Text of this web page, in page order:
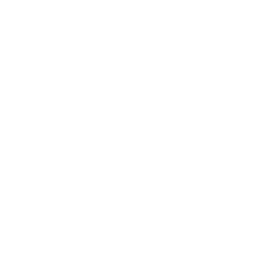
ભારતીય સુરક્ષા દળો હાઈએલર્ટ પર